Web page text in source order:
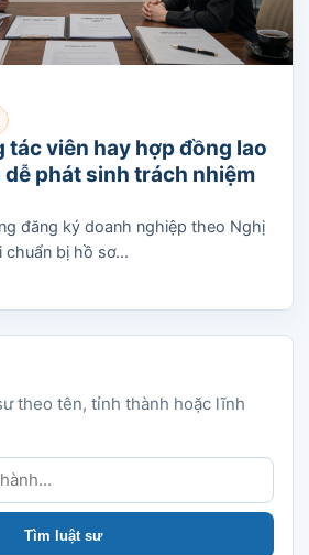
tác viên hay hợp đồng lao
phát sinh trách nhiệm
đăng ký doanh nghiệp theo Nghị
chuẩn bị hồ sơ...
theo tên, tỉnh thành hoặc lĩnh
Tìm luật sư